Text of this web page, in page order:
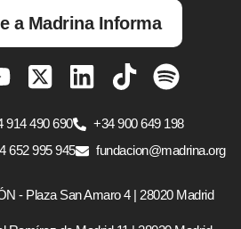
a Madrina Informa
914 490 690
+34 900 649 198
652 995 945
fundacion@madrina.org
- Plaza San Amaro 4 | 28020 Madrid